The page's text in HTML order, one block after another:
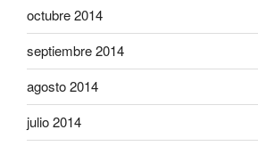
octubre 2014
septiembre 2014
agosto 2014
julio 2014